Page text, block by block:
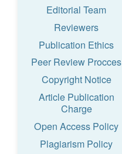
Editorial Team
Reviewers
Publication Ethics
Peer Review Procces
Copyright Notice
Article Publication
Charge
Open Access Policy
Plagiarism Policy